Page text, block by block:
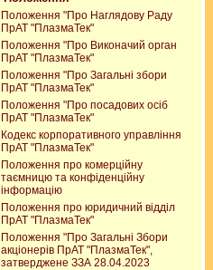
Положення "Про Наглядову Раду
ПрАТ "ПлазмаТек"
Положення "Про Виконачий орган
ПрАТ "ПлазмаТек"
Положення "Про Загальні збори
ПрАТ "ПлазмаТек"
Положення "Про посадових осіб
ПрАТ "ПлазмаТек"
Кодекс корпоративного управління
ПрАТ "ПлазмаТек"
Положення про комерційну
таємницю та конфіденційну
інформацію
Положення про юридичний відділ
ПрАТ "ПлазмаТек"
Положення "Про Загальні Збори
акціонерів ПрАТ "ПлазмаТек",
затверджене ЗЗА 28.04.2023